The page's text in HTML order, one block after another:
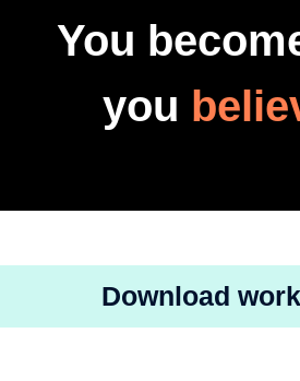
You
you
Download